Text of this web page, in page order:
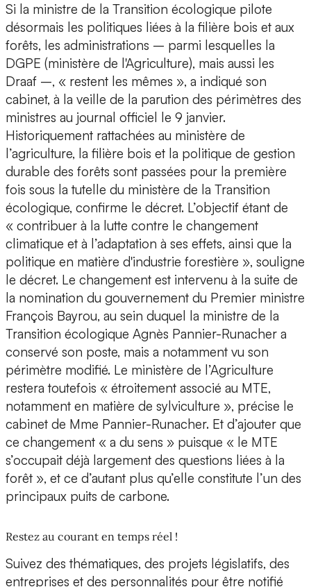
Si la ministre de la Transition écologique pilote
désormais les politiques liées à la filière bois et aux
forêts, les administrations – parmi lesquelles la
DGPE (ministère de l'Agriculture), mais aussi les
Draaf –, « restent les mêmes », a indiqué son
cabinet, à la veille de la parution des périmètres des
ministres au journal officiel le 9 janvier.
Historiquement rattachées au ministère de
l’agriculture, la filière bois et la politique de gestion
durable des forêts sont passées pour la première
fois sous la tutelle du ministère de la Transition
écologique, confirme le décret. L’objectif étant de
« contribuer à la lutte contre le changement
climatique et à l’adaptation à ses effets, ainsi que la
politique en matière d'industrie forestière », souligne
le décret. Le changement est intervenu à la suite de
la nomination du gouvernement du Premier ministre
François Bayrou, au sein duquel la ministre de la
Transition écologique Agnès Pannier-Runacher a
conservé son poste, mais a notamment vu son
périmètre modifié. Le ministère de l’Agriculture
restera toutefois « étroitement associé au MTE,
notamment en matière de sylviculture », précise le
cabinet de Mme Pannier-Runacher. Et d’ajouter que
ce changement « a du sens » puisque « le MTE
s’occupait déjà largement des questions liées à la
forêt », et ce d’autant plus qu’elle constitute l’un des
principaux puits de carbone.
Restez au courant en temps réel !
Suivez des thématiques, des projets législatifs, des
entreprises et des personnalités pour être notifié